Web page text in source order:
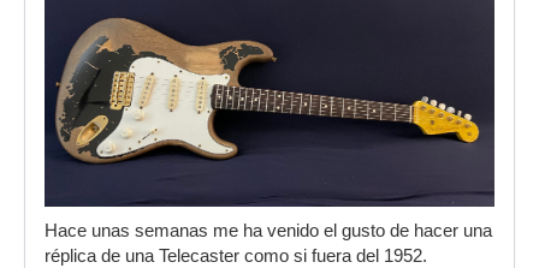
Hace unas semanas me ha venido el gusto de hacer una
réplica de una Telecaster como si fuera del 1952.